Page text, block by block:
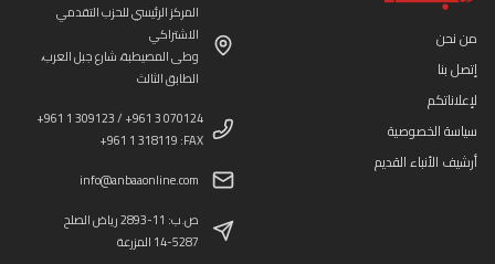
من نحن
إتصل بنا
لإعلاناتكم
سياسة الخصوصية
أرشيف الأنباء القديم
المركز الرئيسي للحزب التقدمي
الاشتراكي
وطى المصيطبة، شارع جبل العرب،
الطابق الثالث
+961 1 309123 / +961 3 070124
+961 1 318119 :FAX
info@anbaaonline.com
ص.ب: 11-2893 رياض الصلح
14-5287 المزرعة